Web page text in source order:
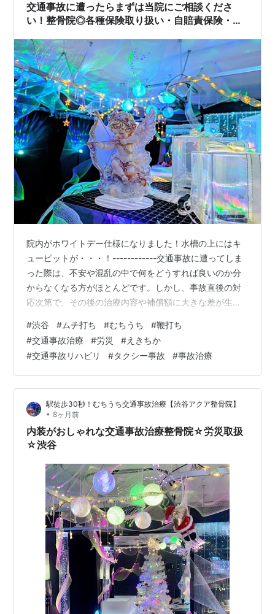
交通事故に遭ったらまずは当院にご相談くださ
い！整骨院◎各種保険取り扱い・自賠責保険・労
院内がホワイトデー仕様になりました！水槽の上にはキ
ューピットが・・・！------------交通事故に遭ってしま
った際は、不安や混乱の中で何をどうすれば良いのか分
からなくなる方がほとんどです。しかし、事故直後の対
応次第で、その後の治療内容や補償額に大きな差が生じ
われたら、まずは当院へご連絡ください。事故後は警察
への連絡が必要になりますが、どのような内容をどのよ
うに伝えるかによって、作成される事故証明や記録の内
容が変わります。また、整形外科を受診する際も、症状
の伝え方や検査の受け方によって診断内容が左右される
ことがあります。痛みや違和感を正確に…
#渋谷 #ムチ打ち #むちうち #鞭打ち
#交通事故治療 #労災 #えきちか
#交通事故リハビリ #タクシー事故 #事故治療
駅徒歩30秒！むちうち交通事故治療【渋谷アクア整骨院】
• 8ヶ月前
内装がおしゃれな交通事故治療整骨院☆労災取扱
☆渋谷